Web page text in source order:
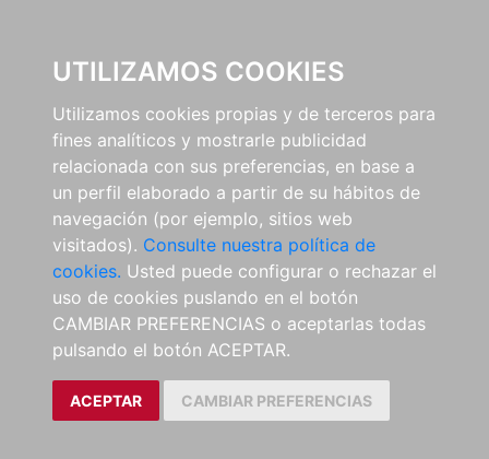
UTILIZAMOS COOKIES
Utilizamos cookies propias y de terceros para
fines analíticos y mostrarle publicidad
relacionada con sus preferencias, en base a
un perfil elaborado a partir de su hábitos de
navegación (por ejemplo, sitios web
visitados). Consulte nuestra política de
cookies. Usted puede configurar o rechazar el
uso de cookies puslando en el botón
CAMBIAR PREFERENCIAS o aceptarlas todas
pulsando el botón ACEPTAR.
ACEPTAR CAMBIAR PREFERENCIAS